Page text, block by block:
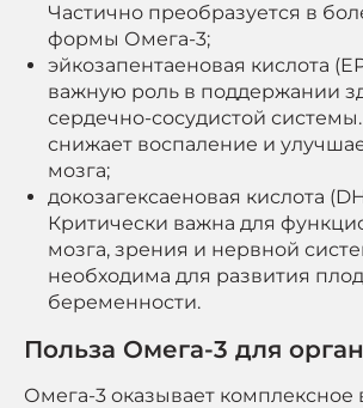
Частично преобразуется в
формы Омега-3;
эйкозапентаеновая кислота
важную роль в поддержании
сердечно-сосудистой
снижает воспаление и
мозга;
докозагексаеновая кислота
Критически важна для
мозга, зрения и нервной
необходима для развития
беременности.
Польза Омега-3 для
Омега-3 оказывает комплексное